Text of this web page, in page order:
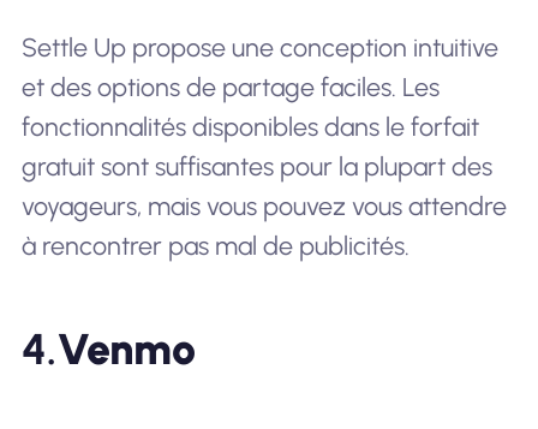
Settle Up propose une conception intuitive
et des options de partage faciles. Les
fonctionnalités disponibles dans le forfait
gratuit sont suffisantes pour la plupart des
voyageurs, mais vous pouvez vous attendre
à rencontrer pas mal de publicités.
4.Venmo